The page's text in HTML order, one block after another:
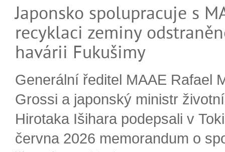
Japonsko spolupracuje s
recyklaci zeminy
havárii Fukušimy
Generální ředitel MAAE Rafael
Grossi a japonský ministr
Hirotaka Išihara podepsali v
června 2026 memorandum o